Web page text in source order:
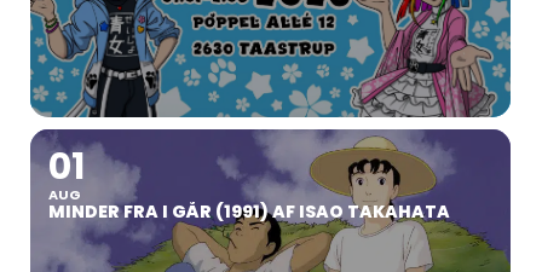
01
AUG
MINDER FRA I GÅR (1991) AF ISAO TAKAHATA